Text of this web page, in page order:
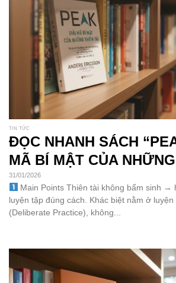
TIN TỨC
ĐỌC NHANH SÁCH
MÃ BÍ MẬT CỦA
31/01/2026
Main Points Thiên tài không bẩm sinh →
luyện tập đúng cách. Khác biệt nằm ở
(Deliberate Practice), không...